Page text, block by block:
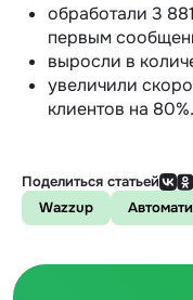
обработали 3
первым
выросли в
увеличили
клиентов на 80%.
Поделиться статьей
Wazzup